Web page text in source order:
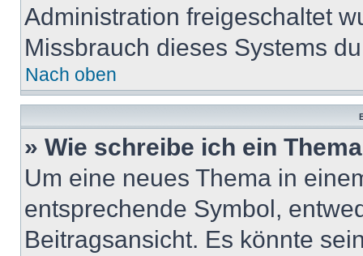
Administration freigeschaltet
Missbrauch dieses Systems
Nach oben
» Wie schreibe ich ein
Um eine neues Thema in
entsprechende Symbol,
Beitragsansicht. Es könnte